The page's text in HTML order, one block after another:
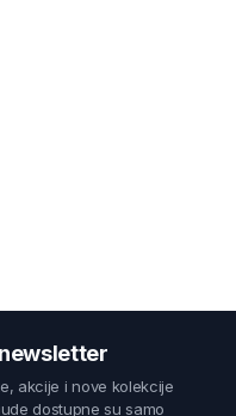
akcije i nove kolekcije
dostupne su samo